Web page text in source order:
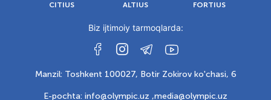
CITIUS ALTIUS FORTIUS
Biz ijtimoiy tarmoqlarda:
Manzil: Toshkent 100027, Botir Zokirov ko'chasi, 6
E-pochta: info@olympic.uz ,media@olympic.uz